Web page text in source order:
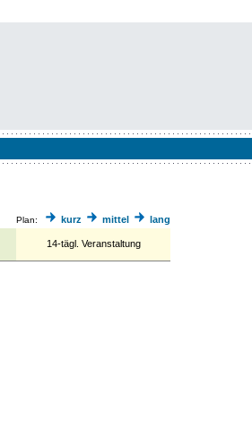
Plan: kurz mittel lang
14-tägl. Veranstaltung